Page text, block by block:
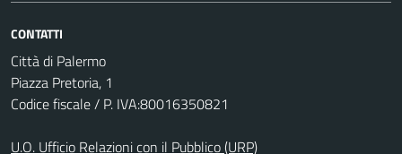
CONTATTI
Città di Palermo
Piazza Pretoria, 1
Codice fiscale / P. IVA:80016350821
U.O. Ufficio Relazioni con il Pubblico (URP)